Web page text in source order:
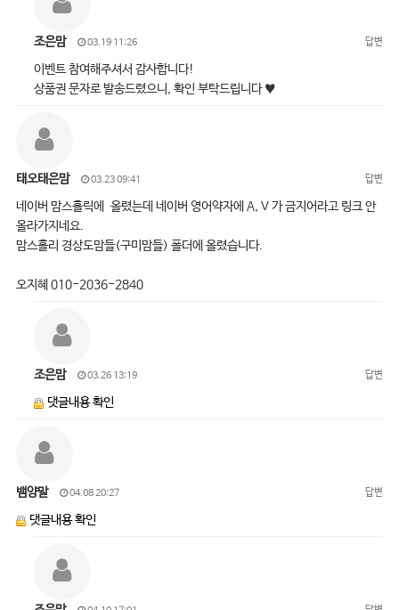
조은맘 03.19 11:26 답변
이벤트 참여해주셔서 감사합니다!
상품권 문자로 발송드렸으니, 확인 부탁드립니다 ♥
태오태은맘 03.23 09:41 답변
네이버 맘스홀릭에 올렸는데 네이버 영어약자에 A, V 가 금지어라고 링크 안
올라가지네요.
맘스홀리 경상도맘들(구미맘들) 폴더에 올렸습니다.
오지혜 010-2036-2840
조은맘 03.26 13:19 답변
댓글내용 확인
뱀양말 04.08 20:27 답변
댓글내용 확인